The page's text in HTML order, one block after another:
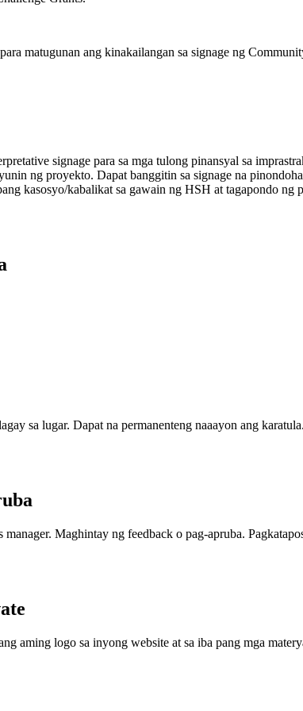
matugunan ang kinakailangan sa signage ng
signage para sa mga tulong pinansyal sa
ng proyekto. Dapat banggitin sa signage na
kasosyo/kabalikat sa gawain ng HSH at tagapondo ng
sa lugar. Dapat na permanenteng naaayon ang karatula.
Maghintay ng feedback o pag-apruba.
aming logo sa inyong website at sa iba pang mga